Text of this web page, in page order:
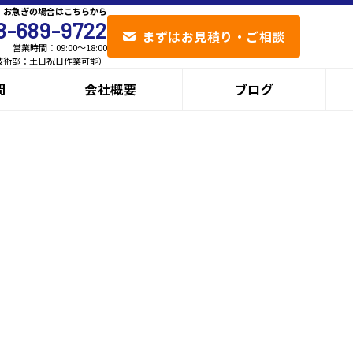
お急ぎの場合はこちらから
689-9722
営業時間：09:00〜18:00
術部：土日祝日作業可能）
まずはお見積り・ご相談
会社概要 ブログ